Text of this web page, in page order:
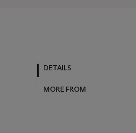
DETAILS
MORE FROM